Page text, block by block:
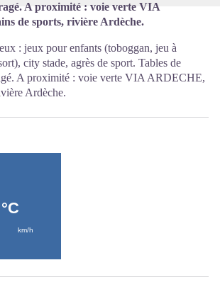
A proximité : voie verte VIA
de sports, rivière Ardèche.
: jeux pour enfants (toboggan, jeu à
city stade, agrès de sport. Tables de
A proximité : voie verte VIA ARDECHE,
Ardèche.